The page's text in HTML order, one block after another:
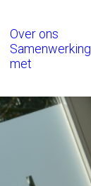
Over ons
Samenwerking
met